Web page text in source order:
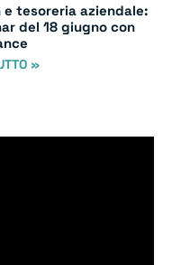
e tesoreria aziendale:
del 18 giugno con
»